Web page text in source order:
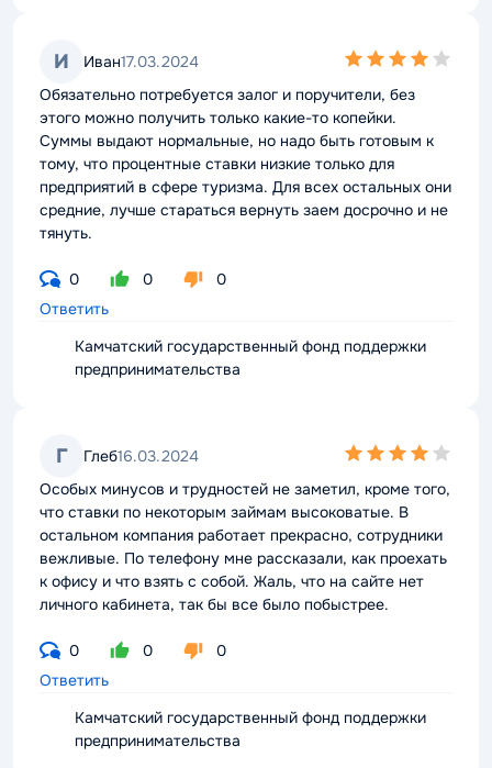
И Иван17.03.2024
4,0
Обязательно потребуется залог и поручители, без
этого можно получить только какие-то копейки.
Суммы выдают нормальные, но надо быть готовым к
тому, что процентные ставки низкие только для
предприятий в сфере туризма. Для всех остальных они
средние, лучше стараться вернуть заем досрочно и не
тянуть.
0 0
0
Ответить
Камчатский государственный фонд поддержки
предпринимательства
Г Глеб16.03.2024
4,0
Особых минусов и трудностей не заметил, кроме того,
что ставки по некоторым займам высоковатые. В
остальном компания работает прекрасно, сотрудники
вежливые. По телефону мне рассказали, как проехать
к офису и что взять с собой. Жаль, что на сайте нет
личного кабинета, так бы все было побыстрее.
0 0
0
Ответить
Камчатский государственный фонд поддержки
предпринимательства